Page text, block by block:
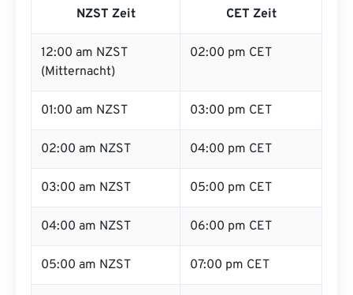
NZST Zeit CET Zeit
12:00 am NZST
(Mitternacht)
02:00 pm CET
01:00 am NZST 03:00 pm CET
02:00 am NZST 04:00 pm CET
03:00 am NZST 05:00 pm CET
04:00 am NZST 06:00 pm CET
05:00 am NZST 07:00 pm CET